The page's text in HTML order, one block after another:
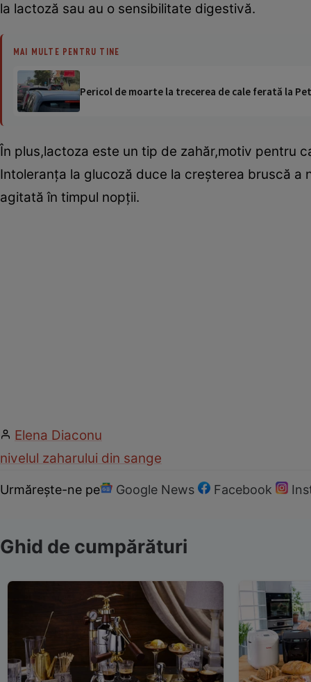
la lactoză sau au o sensibilitate digestivă.
MAI MULTE PENTRU TINE
Pericol de moarte la trecerea de cale ferată la
În plus,lactoza este un tip de zahăr,motiv pentru
Intoleranţa la glucoză duce la creşterea bruscă a
agitată în timpul nopţii.
Elena Diaconu
nivelul zaharului din sange
Urmărește-ne pe Google News Facebook
Ghid de cumpărături